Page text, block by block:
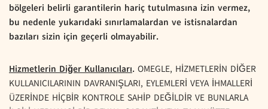
bölgeleri belirli garantilerin hariç tutulmasına izin vermez,
bu nedenle yukarıdaki sınırlamalardan ve istisnalardan
bazıları sizin için geçerli olmayabilir.
Hizmetlerin Diğer Kullanıcıları. OMEGLE, HİZMETLERİN DİĞER
KULLANICILARININ DAVRANIŞLARI, EYLEMLERİ VEYA İHMALLERİ
ÜZERİNDE HİÇBİR KONTROLE SAHİP DEĞİLDİR VE BUNLARLA